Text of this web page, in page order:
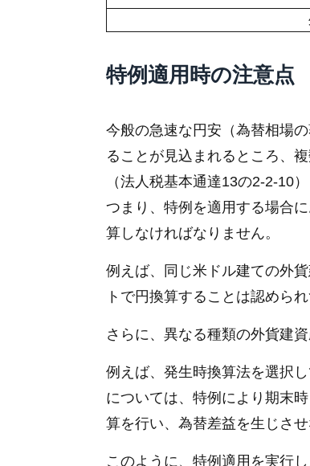
特例適用時の注意点
今般の急速な円安（為替相場
ることが見込まれるところ、
（法人税基本通達13の2-2-10）
つまり、特例を適用する場合
算しなければなりません。
例えば、同じ米ドル建ての外
トで円換算することは認めら
さらに、異なる種類の外貨建
例えば、発生時換算法を選択
については、特例により期末
算を行い、為替差益を生じさ
このように、特例適用を実行